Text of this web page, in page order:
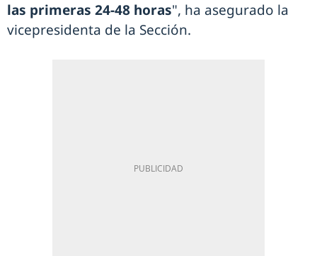
las primeras 24-48 horas", ha asegurado la
vicepresidenta de la Sección.